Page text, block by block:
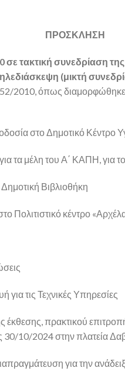
ΠΡΟΣΚΛΗΣΗ
τακτική συνεδρίαση
(μικτή
2010, όπως
στο Δημοτικό Κέντρο
τα μέλη του Α΄ ΚΑΠΗ, για
Βιβλιοθήκη
Πολιτιστικό κέντρο
για τις Τεχνικές Υπηρεσίες
έκθεσης, πρακτικού
30/10/2024 στην πλατεία
για την